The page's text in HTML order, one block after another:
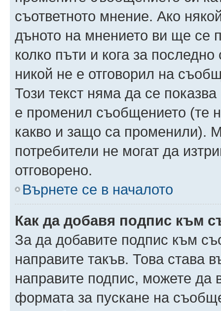
съответното мнение. Ако
дъното на мнението ви ще се
колко пъти и кога за
никой не е отговорил на
Този текст няма да се
е променил съобщението (те
какво и защо са променили).
потребители не могат да
отговорено.
Върнете се в началото
Как да добавя подпис към
За да добавите подпис към
направите такъв. Това
направите подпис, можете да
формата за пускане на